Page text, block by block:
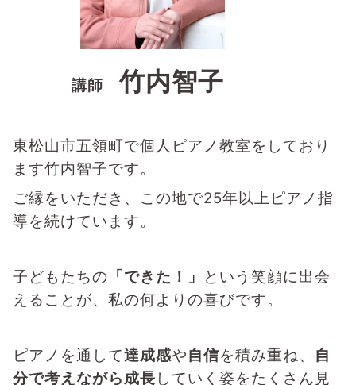
講師竹内智子
東松山市五領町で個人ピアノ教室をしており
ます竹内智子です。
ご縁をいただき、この地で25年以上 ピアノ指
導を続けています。
子どもたちの 「できた！」
という笑顔に出会
えることが、私の何よりの喜びです。
ピアノを通して達成感や自信を積み重ね、 自
分で考えながら成長 していく姿をたくさん見